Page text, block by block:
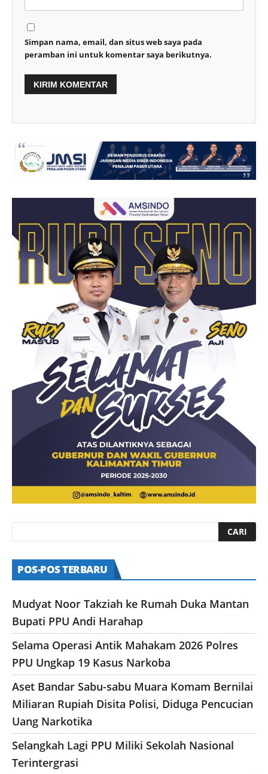
Simpan nama, email, dan situs web saya pada
peramban ini untuk komentar saya berikutnya.
POS-POS TERBARU
Mudyat Noor Takziah ke Rumah Duka Mantan
Bupati PPU Andi Harahap
Selama Operasi Antik Mahakam 2026 Polres
PPU Ungkap 19 Kasus Narkoba
Aset Bandar Sabu-sabu Muara Komam Bernilai
Miliaran Rupiah Disita Polisi, Diduga Pencucian
Uang Narkotika
Selangkah Lagi PPU Miliki Sekolah Nasional
Terintergrasi